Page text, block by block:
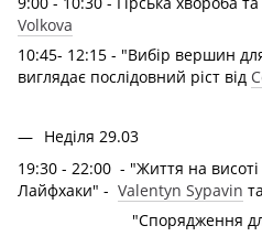
Volkova
10:45- 12:15 - "Вибір вершин
виглядає послідовний рiст від
Неділя 29.03
19:30 - 22:00 - "Життя на висоті
Лайфхаки" - Valentyn Sypavin
"Спорядження для